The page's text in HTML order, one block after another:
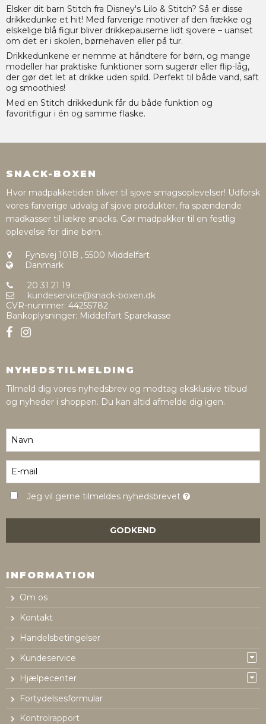
Elsker dit barn Stitch fra Disney's Lilo & Stitch? Så er disse
drikkedunke et hit! Med farverige motiver af den frække og
elskelige blå figur bliver drikkepauserne lidt sjovere – uanset
om det er i skolen, børnehaven eller på tur.
Drikkedunkene er nemme at håndtere for børn, og mange
modeller har praktiske funktioner som sugerør eller flip-låg,
der gør det let at drikke uden spild. Perfekt til både vand, saft
og smoothies!
Med en Stitch drikkedunk får du både funktion og
favoritfigur i én og samme flaske.
SNACK-BOXEN
Hvor madpakketiden bliver til sjove smagsoplevelser! Udforsk
vores farverige udvalg af sjove produkter, fra spændende
madkasser til lækre snacks. Gør madpakker til en festlig
oplevelse for dine børn.
Fynsvej 101B , 5500 Middelfart
Danmark
20 31 21 19
kundeservice@snack-boxen.dk
CVR-nummer: 44255782
Bankoplysninger: Middelfart Sparekasse
NYHEDSTILMELDING
Tilmeld dig vores nyhedsbrev og modtag eksklusive tilbud
og nyheder i shoppen. Du kan altid afmelde dig igen.
Jeg vil gerne tilmeldes nyhedsbrevet
GODKEND
INFORMATION
Om os
Kontakt
Handelsbetingelser
Kundeservice
Hjælpecenter
Fortydelsesformular
Kontrolrapport